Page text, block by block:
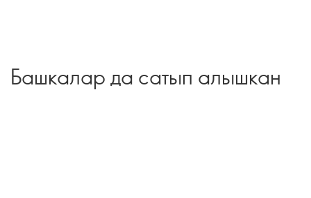
Башкалар да сатып алышкан